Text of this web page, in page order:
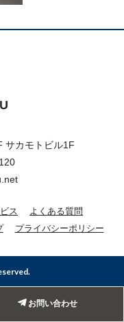
サカモトビル1F
ス
よくある質問
プライバシーポリシー
お問い合わせ